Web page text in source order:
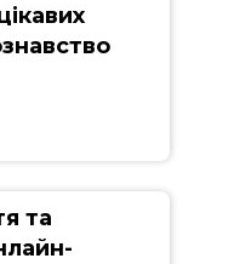
та